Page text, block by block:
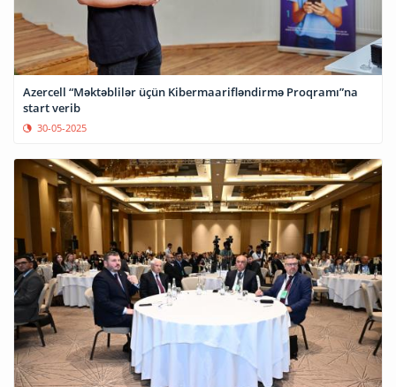
Azercell “Məktəblilər üçün Kibermaarifləndirmə Proqramı”na
start verib
30-05-2025